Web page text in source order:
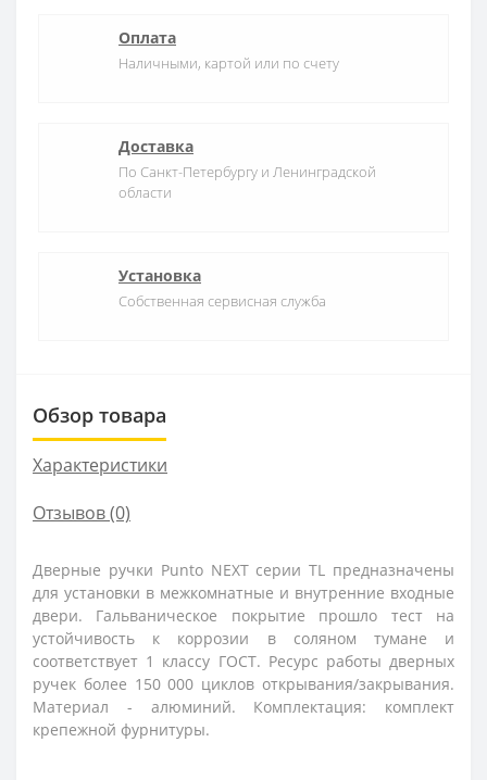
Оплата
Наличными, картой или по счету
Доставка
По Санкт-Петербургу и Ленинградской
области
Установка
Собственная сервисная служба
Обзор товара
Характеристики
Отзывов (0)
Дверные ручки Punto NEXT серии TL предназначены
для установки в межкомнатные и внутренние входные
двери. Гальваническое покрытие прошло тест на
устойчивость к коррозии в соляном тумане и
соответствует 1 классу ГОСТ. Ресурс работы дверных
ручек более 150 000 циклов открывания/закрывания.
Материал - алюминий. Комплектация: комплект
крепежной фурнитуры.